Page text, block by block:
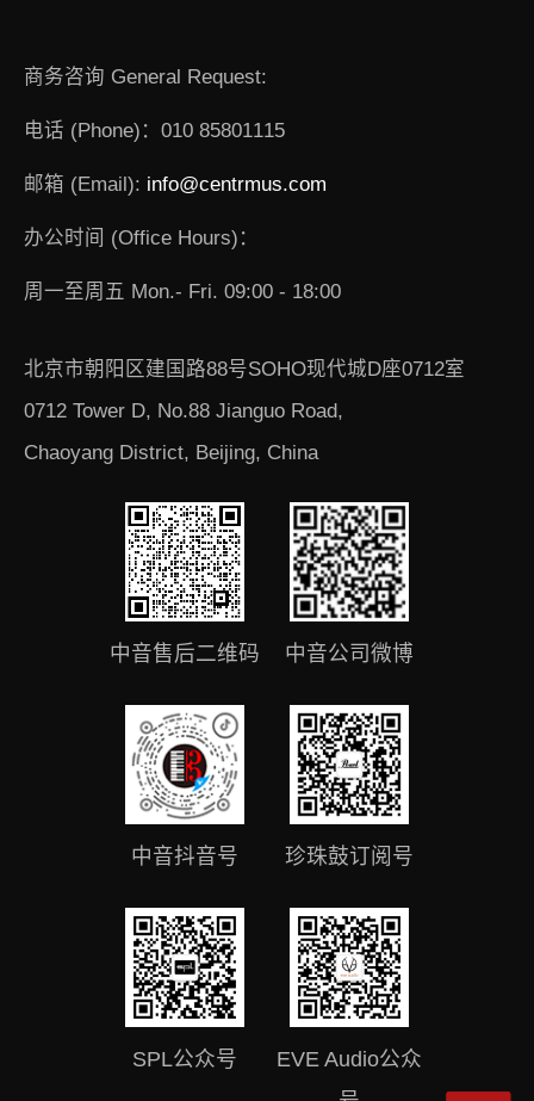
商务咨询 General Request:
电话 (Phone)：010 85801115
邮箱 (Email): info@centrmus.com
办公时间 (Office Hours)：
周一至周五 Mon.- Fri. 09:00 - 18:00
北京市朝阳区建国路88号SOHO现代城D座0712室
0712 Tower D, No.88 Jianguo Road,
Chaoyang District, Beijing, China
中音售后二维码 中音公司微博
中音抖音号 珍珠鼓订阅号
SPL公众号
EVE Audio公众